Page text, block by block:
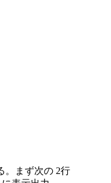
。まず次の 2行